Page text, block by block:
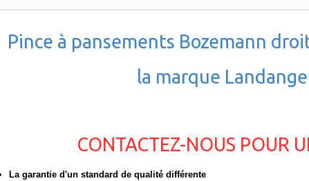
Pince à pansements Bozemann
la marque
CONTACTEZ-NOUS POUR
La garantie d'un standard de qualité différente